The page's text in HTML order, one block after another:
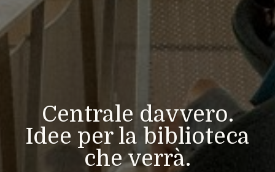
Centrale davvero.
Idee per la biblioteca
che verrà.